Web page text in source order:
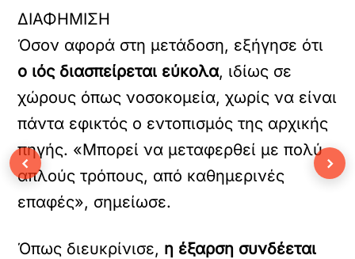
ΔΙΑΦΗΜΙΣΗ
Όσον αφορά στη μετάδοση, εξήγησε ότι
ο ιός διασπείρεται εύκολα, ιδίως σε
χώρους όπως νοσοκομεία, χωρίς να είναι
πάντα εφικτός ο εντοπισμός της αρχικής
πηγής. «Μπορεί να μεταφερθεί με πολύ
απλούς τρόπους, από καθημερινές
επαφές», σημείωσε.
Όπως διευκρίνισε, η έξαρση συνδέεται
‹ ›